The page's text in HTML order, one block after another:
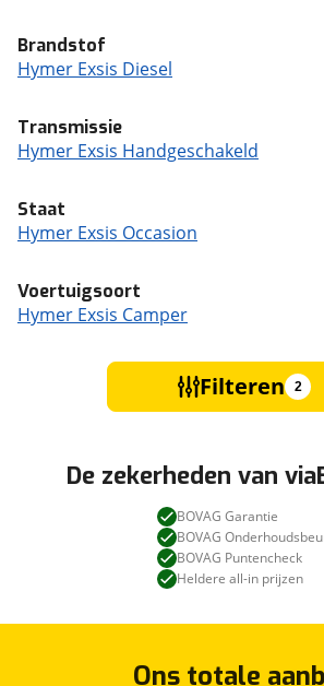
Brandstof
Hymer Exsis Diesel
Transmissie
Hymer Exsis Handgeschakeld
Staat
Hymer Exsis Occasion
Voertuigsoort
Hymer Exsis Camper
Filteren 2
De zekerheden van
BOVAG Garantie
BOVAG
BOVAG Puntencheck
Heldere all-in prijzen
Ons totale